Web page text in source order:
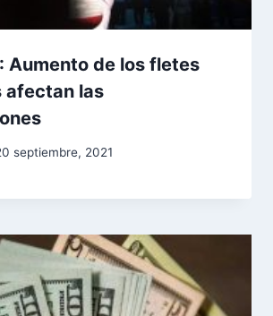
Aumento de los fletes
afectan las
septiembre, 2021